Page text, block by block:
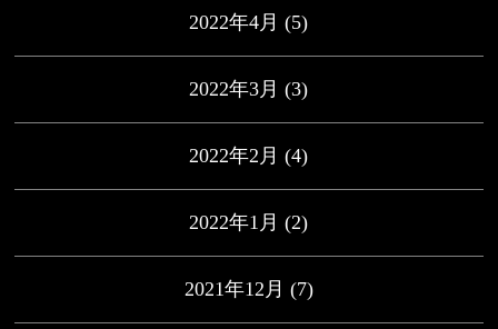
2022年4月 (5)
2022年3月 (3)
2022年2月 (4)
2022年1月 (2)
2021年12月 (7)